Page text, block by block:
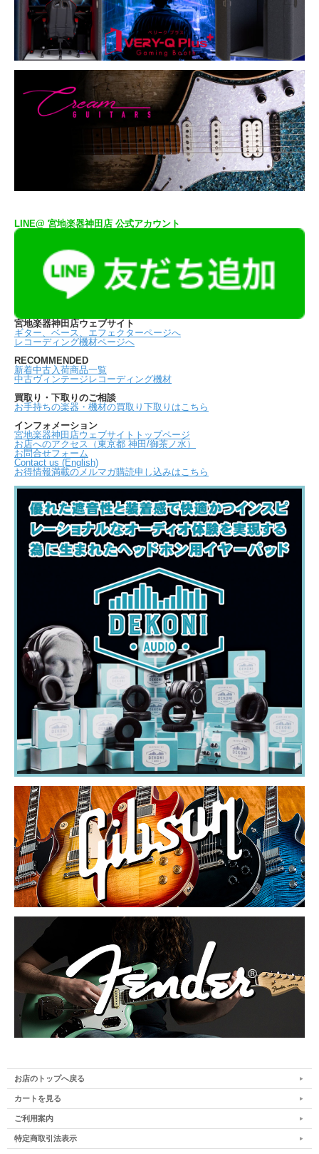
LINE@ 宮地楽器神田店 公式アカウント
宮地楽器神田店ウェブサイト
ギター、ベース、エフェクターページへ
レコーディング機材ページへ
RECOMMENDED
新着中古入荷商品一覧
中古ヴィンテージレコーディング機材
買取り・下取りのご相談
お手持ちの楽器・機材の買取り下取りはこちら
インフォメーション
宮地楽器神田店ウェブサイトトップページ
お店へのアクセス（東京都 神田/御茶ノ水）
お問合せフォーム
Contact us (English)
お得情報満載のメルマガ購読申し込みはこちら
お店のトップへ戻る
カートを見る
ご利用案内
特定商取引法表示